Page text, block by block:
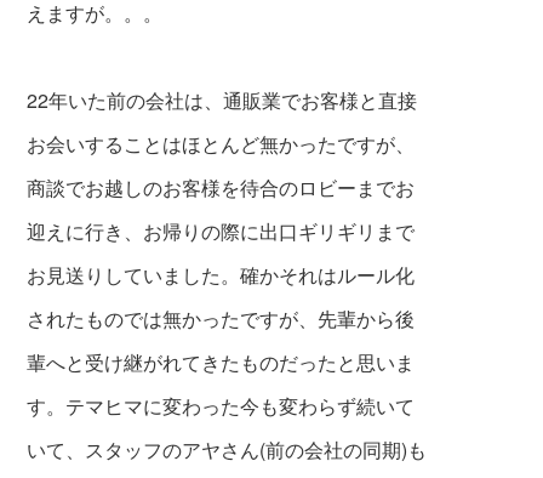
えますが。。。
22年いた前の会社は、通販業でお客様と直接
お会いすることはほとんど無かったですが、
商談でお越しのお客様を待合のロビーまでお
迎えに行き、お帰りの際に出口ギリギリまで
お見送りしていました。確かそれはルール化
されたものでは無かったですが、先輩から後
輩へと受け継がれてきたものだったと思いま
す。テマヒマに変わった今も変わらず続いて
いて、スタッフのアヤさん(前の会社の同期)も